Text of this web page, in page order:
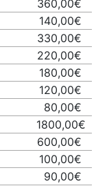
360,00€
140,00€
330,00€
220,00€
180,00€
120,00€
80,00€
1800,00€
600,00€
100,00€
90,00€